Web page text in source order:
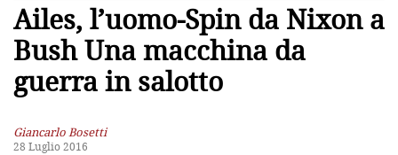
Ailes, l’uomo-Spin da Nixon a
BushUna macchina da
guerra in salotto
Giancarlo Bosetti
28 Luglio 2016